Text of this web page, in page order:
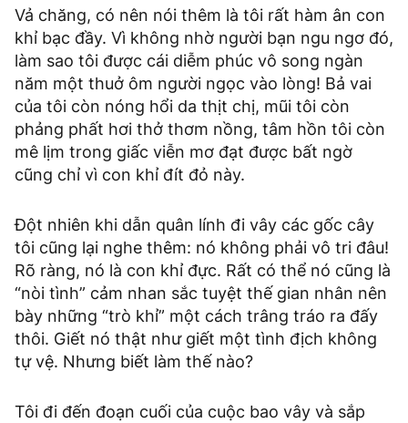
Vả chăng, có nên nói thêm là tôi rất hàm ân con
khỉ bạc đầy. Vì không nhờ người bạn ngu ngơ đó,
làm sao tôi được cái diễm phúc vô song ngàn
năm một thuở ôm người ngọc vào lòng! Bả vai
của tôi còn nóng hổi da thịt chị, mũi tôi còn
phảng phất hơi thở thơm nồng, tâm hồn tôi còn
mê lịm trong giấc viễn mơ đạt được bất ngờ
cũng chỉ vì con khỉ đít đỏ này.
Đột nhiên khi dẫn quân lính đi vây các gốc cây
tôi cũng lại nghe thêm: nó không phải vô tri đâu!
Rõ ràng, nó là con khỉ đực. Rất có thể nó cũng là
“nòi tình” cảm nhan sắc tuyệt thế gian nhân nên
bày những “trò khỉ” một cách trâng tráo ra đấy
thôi. Giết nó thật như giết một tình địch không
tự vệ. Nhưng biết làm thế nào?
Tôi đi đến đoạn cuối của cuộc bao vây và sắp